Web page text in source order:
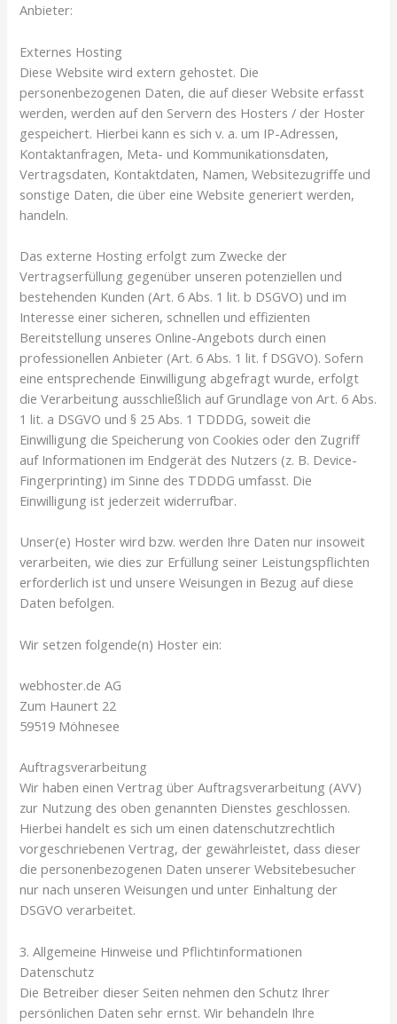
Anbieter:
Externes Hosting
Diese Website wird extern gehostet. Die
personenbezogenen Daten, die auf dieser Website erfasst
werden, werden auf den Servern des Hosters / der Hoster
gespeichert. Hierbei kann es sich v. a. um IP-Adressen,
Kontaktanfragen, Meta- und Kommunikationsdaten,
Vertragsdaten, Kontaktdaten, Namen, Websitezugriffe und
sonstige Daten, die über eine Website generiert werden,
handeln.
Das externe Hosting erfolgt zum Zwecke der
Vertragserfüllung gegenüber unseren potenziellen und
bestehenden Kunden (Art. 6 Abs. 1 lit. b DSGVO) und im
Interesse einer sicheren, schnellen und effizienten
Bereitstellung unseres Online-Angebots durch einen
professionellen Anbieter (Art. 6 Abs. 1 lit. f DSGVO). Sofern
eine entsprechende Einwilligung abgefragt wurde, erfolgt
die Verarbeitung ausschließlich auf Grundlage von Art. 6 Abs.
1 lit. a DSGVO und § 25 Abs. 1 TDDDG, soweit die
Einwilligung die Speicherung von Cookies oder den Zugriff
auf Informationen im Endgerät des Nutzers (z. B. Device-
Fingerprinting) im Sinne des TDDDG umfasst. Die
Einwilligung ist jederzeit widerrufbar.
Unser(e) Hoster wird bzw. werden Ihre Daten nur insoweit
verarbeiten, wie dies zur Erfüllung seiner Leistungspflichten
erforderlich ist und unsere Weisungen in Bezug auf diese
Daten befolgen.
Wir setzen folgende(n) Hoster ein:
webhoster.de AG
Zum Haunert 22
59519 Möhnesee
Auftragsverarbeitung
Wir haben einen Vertrag über Auftragsverarbeitung (AVV)
zur Nutzung des oben genannten Dienstes geschlossen.
Hierbei handelt es sich um einen datenschutzrechtlich
vorgeschriebenen Vertrag, der gewährleistet, dass dieser
die personenbezogenen Daten unserer Websitebesucher
nur nach unseren Weisungen und unter Einhaltung der
DSGVO verarbeitet.
3. Allgemeine Hinweise und Pflicht­informationen
Datenschutz
Die Betreiber dieser Seiten nehmen den Schutz Ihrer
persönlichen Daten sehr ernst. Wir behandeln Ihre